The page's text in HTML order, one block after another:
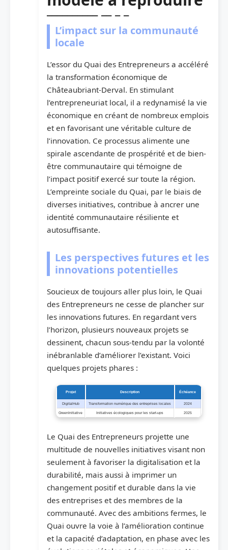
L’impact sur la communauté
locale
L’essor du Quai des Entrepreneurs a accéléré
la transformation économique de
Châteaubriant-Derval. En stimulant
l’entrepreneuriat local, il a redynamisé la vie
économique en créant de nombreux emplois
et en favorisant une véritable culture de
l’innovation. Ce processus alimente une
spirale ascendante de prospérité et de bien-
être communautaire qui témoigne de
l’impact positif exercé sur toute la région.
L’empreinte sociale du Quai, par le biais de
diverses initiatives, contribue à ancrer une
identité communautaire résiliente et
autosuffisante.
Les perspectives futures et les
innovations potentielles
Soucieux de toujours aller plus loin, le Quai
des Entrepreneurs ne cesse de plancher sur
les innovations futures. En regardant vers
l’horizon, plusieurs nouveaux projets se
dessinent, chacun sous-tendu par la volonté
inébranlable d’améliorer l’existant. Voici
quelques projets phares :
Projet Description Échéance
DigitalHub Transformation numérique des entreprises locales 2024
GreenInitiative Initiatives écologiques pour les start-ups 2025
Le Quai des Entrepreneurs projette une
multitude de nouvelles initiatives visant non
seulement à favoriser la digitalisation et la
durabilité, mais aussi à imprimer un
changement positif et durable dans la vie
des entreprises et des membres de la
communauté. Avec des ambitions fermes, le
Quai ouvre la voie à l’amélioration continue
et la capacité d’adaptation, en phase avec les